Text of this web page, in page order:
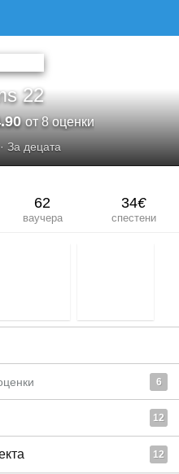
22
от 8 оценки
За децата
62
ваучера
34€
спестени
6
12
12